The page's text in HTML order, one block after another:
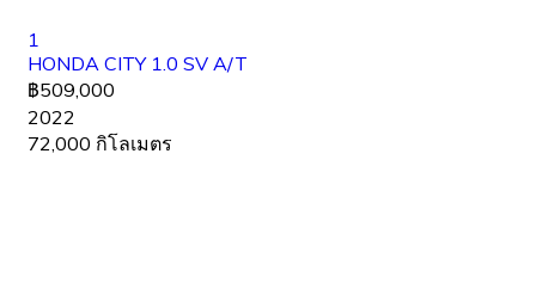
1
HONDA CITY 1.0 SV A/T
฿509,000
2022
72,000 กิโลเมตร